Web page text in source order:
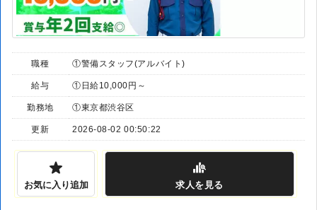
職種 ①警備スタッフ(アルバイト)
給与 ①日給10,000円～
勤務地 ①東京都渋谷区
更新 2026-08-02 00:50:22
お気に入り追加 求人 を見る